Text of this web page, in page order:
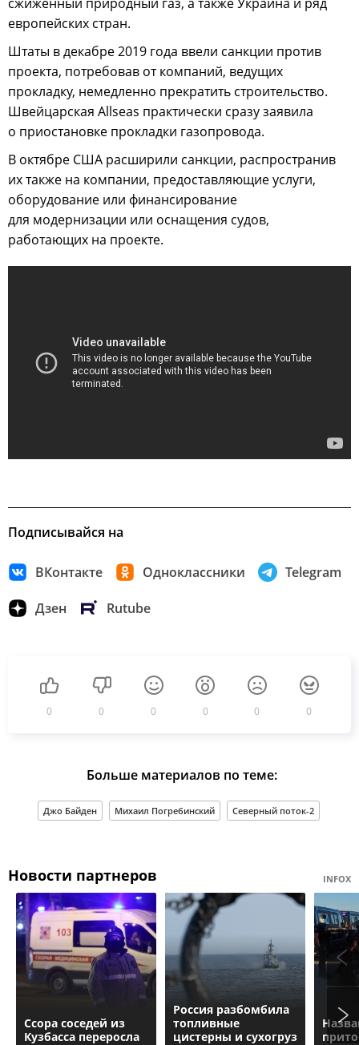
европейских стран.
Штаты в декабре 2019 года ввели санкции против
проекта, потребовав от компаний, ведущих
прокладку, немедленно прекратить строительство.
Швейцарская Allseas практически сразу заявила
о приостановке прокладки газопровода.
В октябре США расширили санкции, распространив
их также на компании, предоставляющие услуги,
оборудование или финансирование
для модернизации или оснащения судов,
работающих на проекте.
Подписывайся на
ВКонтакте Одноклассники Telegram
Дзен Rutube
0 0 0 0 0 0
Больше материалов по теме:
Джо Байден Михаил Погребинский Северный поток-2
Новости партнеров INFOX
Ссора соседей из
Кузбасса переросла
Россия разбомбила
топливные
цистерны и сухогруз